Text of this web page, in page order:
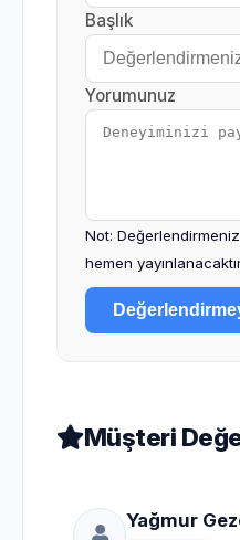
Başlık
Yorumunuz
Not:
hemen
Müşteri
Yağmur